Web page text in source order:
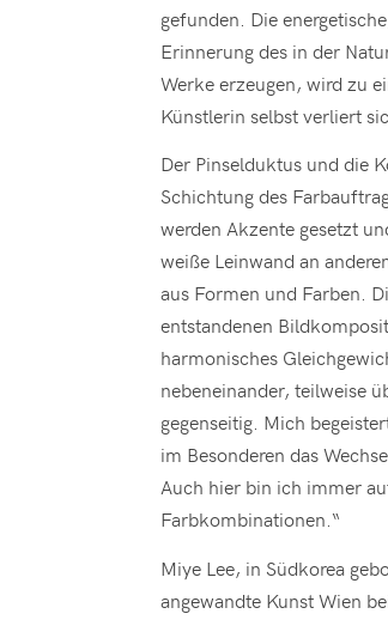
gefunden. Die
Erinnerung des in der
Werke erzeugen, wird zu
Künstlerin selbst verliert
Der Pinselduktus und die
Schichtung des
werden Akzente gesetzt
weiße Leinwand an
aus Formen und Farben.
entstandenen
harmonisches
nebeneinander, teilweise
gegenseitig. Mich
im Besonderen das
Auch hier bin ich immer
Farbkombinationen.“
Miye Lee, in Südkorea
angewandte Kunst Wien